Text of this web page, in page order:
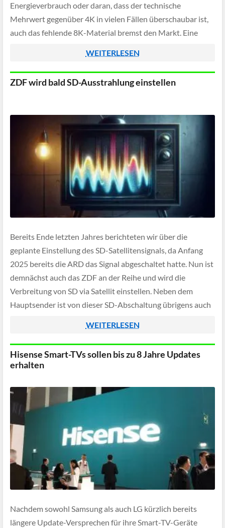
Energieverbrauch oder daran, dass der technische
Mehrwert gegenüber 4K in vielen Fällen überschaubar ist,
auch das fehlende 8K-Material bremst den Markt. Eine
WEITERLESEN
ZDF wird bald SD-Ausstrahlung einstellen
Bereits Ende letzten Jahres berichteten wir über die
geplante Einstellung des SD-Satellitensignals, da Anfang
2025 bereits die ARD das Signal abgeschaltet hatte. Nun ist
demnächst auch das ZDF an der Reihe und wird die
Verbreitung von SD via Satellit einstellen. Neben dem
Hauptsender ist von dieser SD-Abschaltung übrigens auch
WEITERLESEN
Hisense Smart-TVs sollen bis zu 8 Jahre Updates
erhalten
Nachdem sowohl Samsung als auch LG kürzlich bereits
längere Update-Versprechen für ihre Smart-TV-Geräte